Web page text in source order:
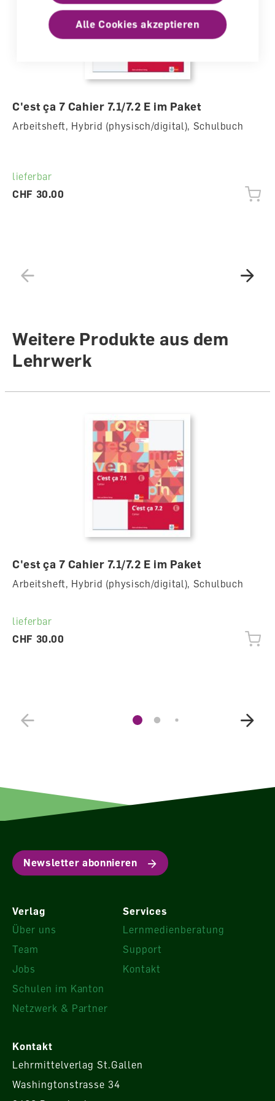
C'est ça 7 Cahier 7.1/7.2 E im Paket
Arbeitsheft, Hybrid (physisch/digital), Schulbuch
lieferbar
CHF 30.00
Weitere Produkte aus dem
Lehrwerk
C'est ça 7 Cahier 7.1/7.2 E im Paket
Arbeitsheft, Hybrid (physisch/digital), Schulbuch
lieferbar
CHF 30.00
Newsletter abonnieren
Verlag
Über uns
Team
Jobs
Schulen im Kanton
Netzwerk & Partner
Services
Lernmedienberatung
Support
Kontakt
Kontakt
Lehrmittelverlag St.Gallen
Washingtonstrasse 34
Alle Cookies akzeptieren